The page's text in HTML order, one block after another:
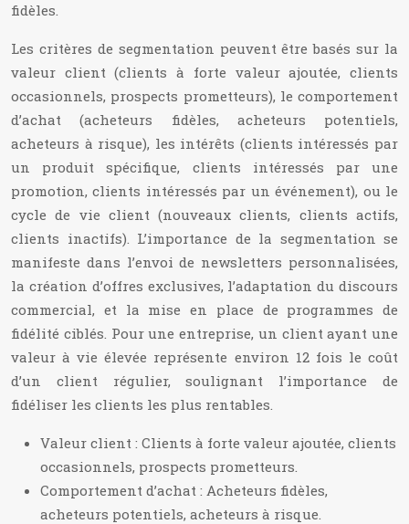
fidèles.
Les critères de segmentation peuvent être basés sur la
valeur client (clients à forte valeur ajoutée, clients
occasionnels, prospects prometteurs), le comportement
d’achat (acheteurs fidèles, acheteurs potentiels,
acheteurs à risque), les intérêts (clients intéressés par
un produit spécifique, clients intéressés par une
promotion, clients intéressés par un événement), ou le
cycle de vie client (nouveaux clients, clients actifs,
clients inactifs). L’importance de la segmentation se
manifeste dans l’envoi de newsletters personnalisées,
la création d’offres exclusives, l’adaptation du discours
commercial, et la mise en place de programmes de
fidélité ciblés. Pour une entreprise, un client ayant une
valeur à vie élevée représente environ 12 fois le coût
d’un client régulier, soulignant l’importance de
fidéliser les clients les plus rentables.
Valeur client : Clients à forte valeur ajoutée, clients
occasionnels, prospects prometteurs.
Comportement d’achat : Acheteurs fidèles,
acheteurs potentiels, acheteurs à risque.